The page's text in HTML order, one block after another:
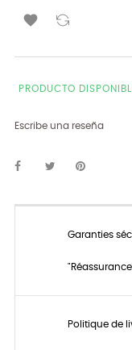

PRODUCTO
Escribe una reseña
Garanties
Politique de